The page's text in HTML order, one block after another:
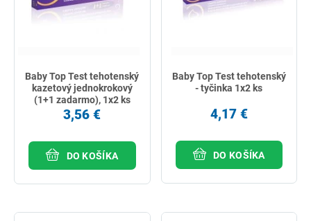
Baby Top Test tehotenský
kazetový jednokrokový
(1+1 zadarmo), 1x2 ks
3,56 €
DO KOŠÍKA
Baby Top Test tehotenský
- tyčinka 1x2 ks
4,17 €
DO KOŠÍKA